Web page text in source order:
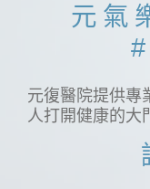
元氣
元復醫院提供專
人打開健康的大